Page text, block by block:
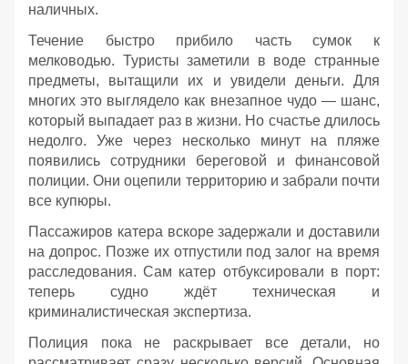
наличных.
Течение быстро прибило часть сумок к
мелководью. Туристы заметили в воде странные
предметы, вытащили их и увидели деньги. Для
многих это выглядело как внезапное чудо — шанс,
который выпадает раз в жизни. Но счастье длилось
недолго. Уже через несколько минут на пляже
появились сотрудники береговой и финансовой
полиции. Они оцепили территорию и забрали почти
все купюры.
Пассажиров катера вскоре задержали и доставили
на допрос. Позже их отпустили под залог на время
расследования. Сам катер отбуксировали в порт:
теперь судно ждёт техническая и
криминалистическая экспертиза.
Полиция пока не раскрывает все детали, но